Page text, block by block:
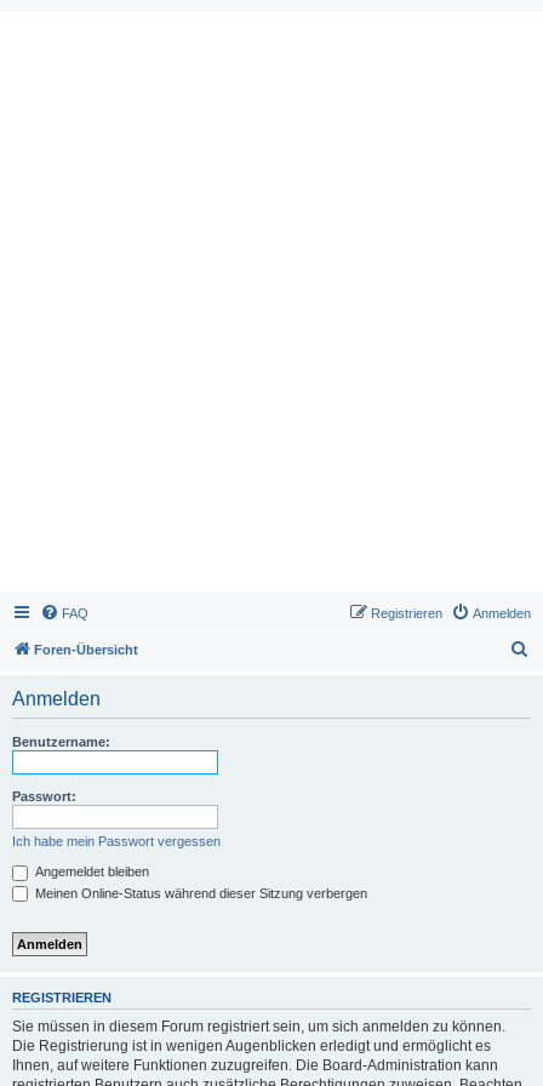
FAQ Anmelden
Registrieren
Foren-Übersicht
Anmelden
Benutzername:
Passwort:
Ich habe mein Passwort vergessen
Angemeldet bleiben
Meinen Online-Status während dieser Sitzung verbergen
REGISTRIEREN
Sie müssen in diesem Forum registriert sein, um sich anmelden zu können.
Die Registrierung ist in wenigen Augenblicken erledigt und ermöglicht es
Ihnen, auf weitere Funktionen zuzugreifen. Die Board-Administration kann